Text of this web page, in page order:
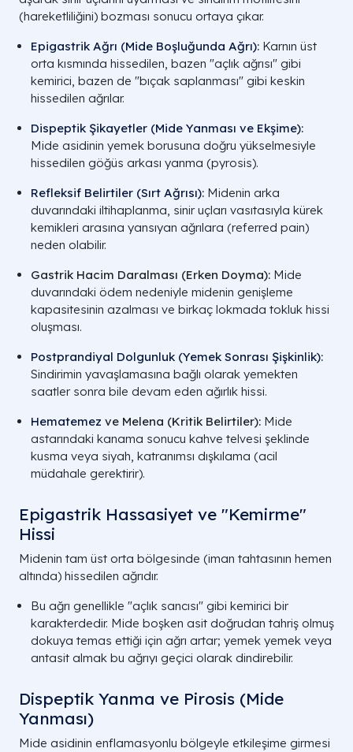
(hareketliliğini) bozması sonucu ortaya çıkar.
Epigastrik Ağrı (Mide Boşluğunda Ağrı): Karnın üst
orta kısmında hissedilen, bazen "açlık ağrısı" gibi
kemirici, bazen de "bıçak saplanması" gibi keskin
hissedilen ağrılar.
Dispeptik Şikayetler (Mide Yanması ve Ekşime):
Mide asidinin yemek borusuna doğru yükselmesiyle
hissedilen göğüs arkası yanma (pyrosis).
Refleksif Belirtiler (Sırt Ağrısı): Midenin arka
duvarındaki iltihaplanma, sinir uçları vasıtasıyla kürek
kemikleri arasına yansıyan ağrılara (referred pain)
neden olabilir.
Gastrik Hacim Daralması (Erken Doyma): Mide
duvarındaki ödem nedeniyle midenin genişleme
kapasitesinin azalması ve birkaç lokmada tokluk hissi
oluşması.
Postprandiyal Dolgunluk (Yemek Sonrası Şişkinlik):
Sindirimin yavaşlamasına bağlı olarak yemekten
saatler sonra bile devam eden ağırlık hissi.
Hematemez ve Melena (Kritik Belirtiler): Mide
astarındaki kanama sonucu kahve telvesi şeklinde
kusma veya siyah, katranımsı dışkılama (acil
müdahale gerektirir).
Epigastrik Hassasiyet ve "Kemirme"
Hissi
Midenin tam üst orta bölgesinde (iman tahtasının hemen
altında) hissedilen ağrıdır.
Bu ağrı genellikle "açlık sancısı" gibi kemirici bir
karakterdedir. Mide boşken asit doğrudan tahriş olmuş
dokuya temas ettiği için ağrı artar; yemek yemek veya
antasit almak bu ağrıyı geçici olarak dindirebilir.
Dispeptik Yanma ve Pirosis (Mide
Yanması)
Mide asidinin enflamasyonlu bölgeyle etkileşime girmesi